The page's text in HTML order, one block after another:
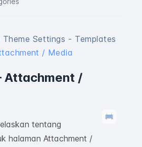
Theme Settings - Templates
/ Media
Attachment /
tentang
halaman Attachment /